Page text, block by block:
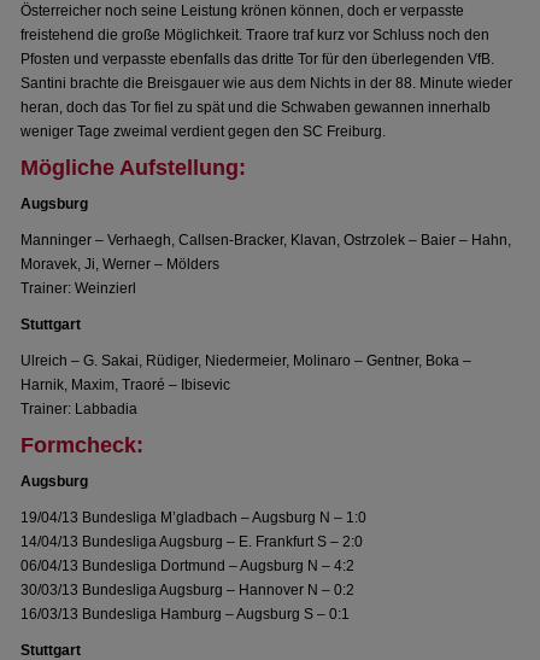
Österreicher noch seine Leistung krönen können, doch er verpasste
freistehend die große Möglichkeit. Traore traf kurz vor Schluss noch den
Pfosten und verpasste ebenfalls das dritte Tor für den überlegenden VfB.
Santini brachte die Breisgauer wie aus dem Nichts in der 88. Minute wieder
heran, doch das Tor fiel zu spät und die Schwaben gewannen innerhalb
weniger Tage zweimal verdient gegen den SC Freiburg.
Mögliche Aufstellung:
Augsburg
Manninger – Verhaegh, Callsen-Bracker, Klavan, Ostrzolek – Baier – Hahn,
Moravek, Ji, Werner – Mölders
Trainer: Weinzierl
Stuttgart
Ulreich – G. Sakai, Rüdiger, Niedermeier, Molinaro – Gentner, Boka –
Harnik, Maxim, Traoré – Ibisevic
Trainer: Labbadia
Formcheck:
Augsburg
19/04/13 Bundesliga M’gladbach – Augsburg N – 1:0
14/04/13 Bundesliga Augsburg – E. Frankfurt S – 2:0
06/04/13 Bundesliga Dortmund – Augsburg N – 4:2
30/03/13 Bundesliga Augsburg – Hannover N – 0:2
16/03/13 Bundesliga Hamburg – Augsburg S – 0:1
Stuttgart